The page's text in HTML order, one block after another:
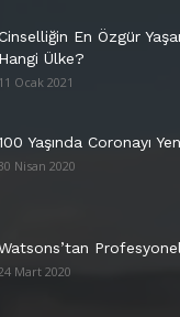
En Özgür
Hangi Ülke?
11 Ocak 2021
Yaşında Coronayı
Nisan 2020
Mart 2020